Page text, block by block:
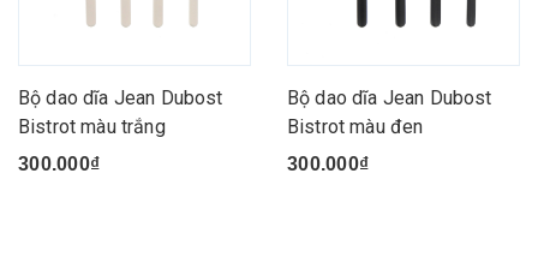
Bộ dao dĩa Jean Dubost
Bistrot màu trắng
300.000₫
Bộ dao dĩa Jean Dubost
Bistrot màu đen
300.000₫